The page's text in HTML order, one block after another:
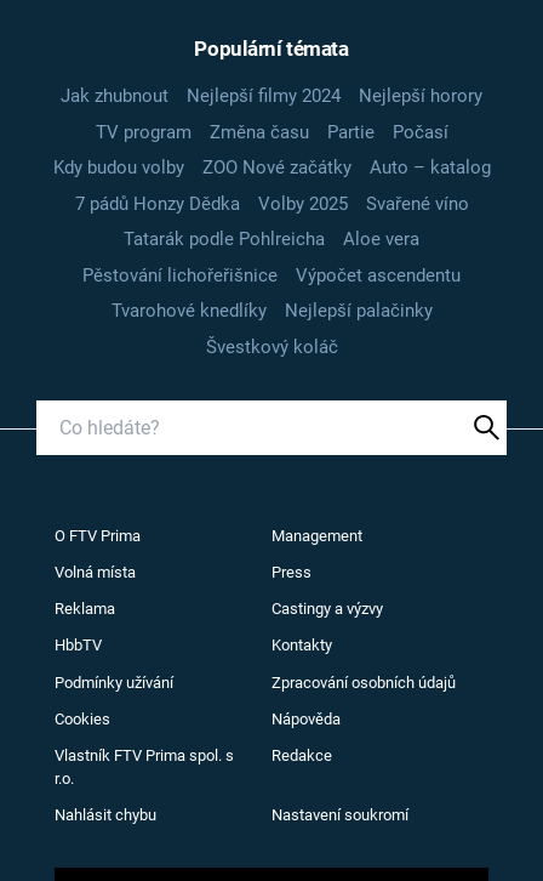
Populární témata
Jak zhubnout Nejlepší filmy 2024
Nejlepší horory
TV program
Změna času Partie
Počasí
Kdy budou volby
ZOO Nové začátky
Auto – katalog
7 pádů Honzy Dědka
Volby 2025
Svařené víno
Tatarák podle Pohlreicha
Aloe vera
Pěstování lichořeřišnice
Výpočet ascendentu
Tvarohové knedlíky
Nejlepší palačinky
Švestkový koláč
O FTV Prima Management
Volná místa Press
Reklama Castingy a výzvy
HbbTV Kontakty
Podmínky užívání Zpracování osobních údajů
Cookies Nápověda
Vlastník FTV Prima spol. s
r.o.
Redakce
Nahlásit chybu Nastavení soukromí